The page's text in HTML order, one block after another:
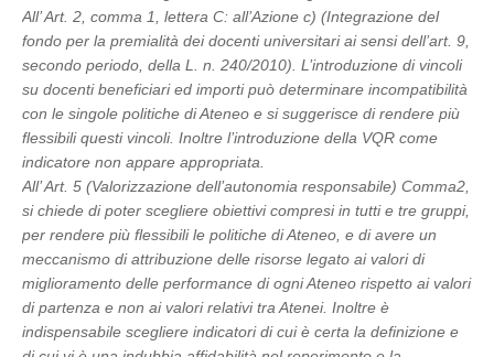
All’ Art. 2, comma 1, lettera C: all’Azione c) (Integrazione del
fondo per la premialità dei docenti universitari ai sensi dell’art. 9,
secondo periodo, della L. n. 240/2010). L’introduzione di vincoli
su docenti beneficiari ed importi può determinare incompatibilità
con le singole politiche di Ateneo e si suggerisce di rendere più
flessibili questi vincoli. Inoltre l’introduzione della VQR come
indicatore non appare appropriata.
All’ Art. 5 (Valorizzazione dell’autonomia responsabile) Comma2,
si chiede di poter scegliere obiettivi compresi in tutti e tre gruppi,
per rendere più flessibili le politiche di Ateneo, e di avere un
meccanismo di attribuzione delle risorse legato ai valori di
miglioramento delle performance di ogni Ateneo rispetto ai valori
di partenza e non ai valori relativi tra Atenei. Inoltre è
indispensabile scegliere indicatori di cui è certa la definizione e